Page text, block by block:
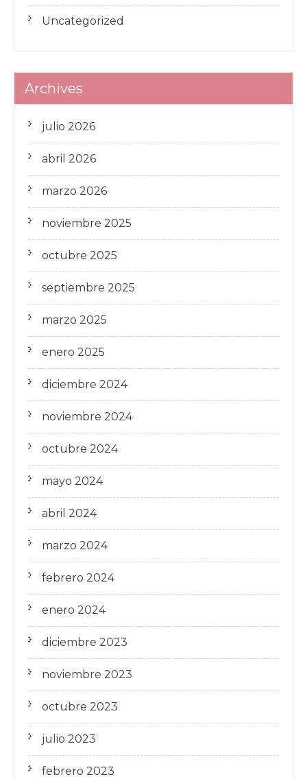
Uncategorized
Archives
julio 2026
abril 2026
marzo 2026
noviembre 2025
octubre 2025
septiembre 2025
marzo 2025
enero 2025
diciembre 2024
noviembre 2024
octubre 2024
mayo 2024
abril 2024
marzo 2024
febrero 2024
enero 2024
diciembre 2023
noviembre 2023
octubre 2023
julio 2023
febrero 2023